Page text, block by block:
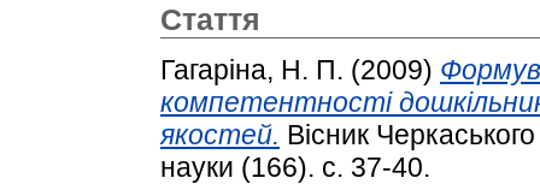
Стаття
Гагаріна, Н. П. (2009)
компетентності
якостей. Вісник
науки (166). с. 37-40.